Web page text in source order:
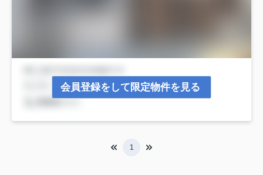
会員登録をして限定物件を見る
1